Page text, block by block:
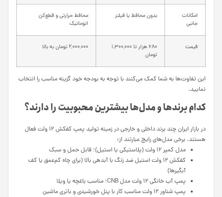
امکانات
جانبی
بدون محافظ یا فیلتر
محافظ حرارتی و قطع‌کن
اتوماتیک
قیمت
۶۸۰ هزار تا ۱,۳۰۰,۰۰۰
تومان
۲,۰۰۰,۰۰۰ تومان به بالا
این تفاوت‌ها به شما کمک می‌کنند با توجه به بودجه خود گزینه مناسب را انتخاب
نمایید.
کدام برندها و مدل‌ها بیشترین محبوبیت را دارند؟
در بازار ایران چند برند داخلی و خارجی در زمینه تولید پمپ کفکش ۱۲ ولت فعال
هستند. برخی مدل‌های رایج عبارتند از:
مدل کمپر ۱۲ ولت (پلاستیکی یا استیل)؛ قابل حمل و سبک
کفکش ۱۲ ولت استیل ضد زنگ با آبدهی بالا (برای چاه کم‌عمق یا کف
آبگیرها)
پمپ آب خانگی ۱۲ ولت مدل CNB؛ مناسب باغچه یا ویلا
پمپ شناور ۱۲ ولت مناسب کار با پنل خورشیدی و باتری ماشین